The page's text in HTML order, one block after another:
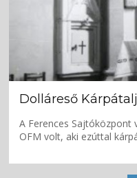
Dolláreső
A Ferences Sajtóközpont
OFM volt, aki ezúttal